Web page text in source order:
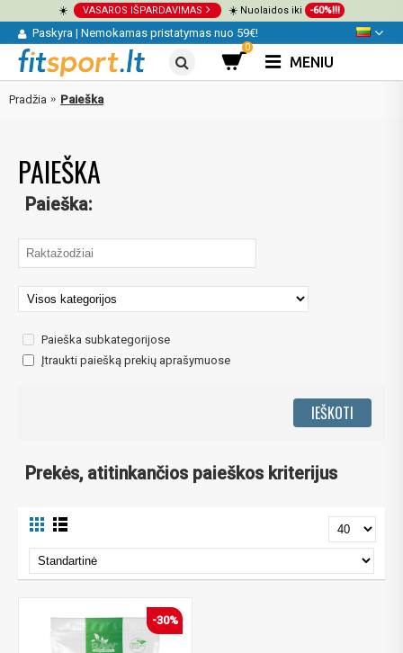
☀️ VASAROS IŠPARDAVIMAS ☀️ Nuolaidos iki -60%!!!
Paskyra | Nemokamas pristatymas nuo 59€!
0
MENIU
Pradžia Paieška
PAIEŠKA
Paieška:
Paieška subkategorijose
Įtraukti paiešką prekių aprašymuose
Prekės, atitinkančios paieškos kriterijus
-30%